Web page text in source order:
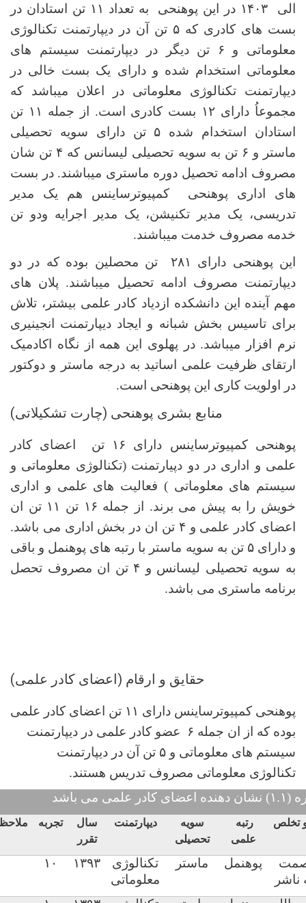
الی ۱۴۰۳ در این پوهنحی به تعداد ۱۱ تن استادان در
بست های کادری که ۵ تن آن در دیپارتمنت تکنالوژی
معلوماتی و ۶ تن دیگر در دیپارتمنت سیستم های
معلوماتی استخدام شده و دارای یک بست خالی در
دیپارتمنت تکنالوژی معلوماتی در اعلان میباشد که
مجموعاُ دارای ۱۲ بست کادری است. از جمله ۱۱ تن
استادان استخدام شده ۵ تن دارای سویه تحصیلی
ماستر و ۶ تن به سویه تحصیلی لیسانس که ۴ تن شان
مصروف ادامه تحصیل دوره ماستری میباشند. در بست
های اداری پوهنحی کمپیوترساینس هم یک مدیر
تدریسی، یک مدیر تکنیشن، یک مدیر اجرایه ودو تن
خدمه مصروف خدمت میباشند.
این پوهنحی دارای
۲۸۱
تن محصلین بوده که در دو
دیپارتمنت مصروف ادامه تحصیل میباشند. پلان های
مهم آینده این دانشکده ازدیاد کادر علمی بیشتر، تلاش
برای تاسیس بخش شبانه و ایجاد دیپارتمنت انجینیری
نرم افزار میباشد. در پهلوی این همه از نگاه اکادمیک
ارتقای ظرفیت علمی اساتید به درجه ماستر و دوکتور
در اولویت کاری این پوهنحی است.
منابع بشری پوهنحی (چارت تشکیلاتی)
پوهنحی کمپیوترساینس دارای ۱۶ تن اعضای کادر
علمی و اداری در دو دپیارتمنت (تکنالوژی معلوماتی و
سیستم های معلوماتی ) فعالیت های علمی و اداری
خویش را به پیش می برند. از جمله ۱۶ تن ۱۱ تن ان
اعضای کادر علمی و ۴ تن ان در بخش اداری می باشد.
و دارای ۵ تن به سویه ماستر با رتبه های پوهنمل و باقی
به سویه تحصیلی لیسانس و ۴ تن ان مصروف تحصل
برنامه ماستری می باشد.
حقایق و ارقام (اعضای کادر علمی)
پوهنحی کمپیوترساینس دارای ۱۱ تن اعضای کادر علمی
بوده که از ان جمله ۶ عضو کادر علمی در دیپارتمنت
سیستم های معلوماتی و ۵ تن آن در دیپارتمنت
تکنالوژی معلوماتی مصروف تدریس هستند.
می باشد
تجربه
سال
تقرر
دیپارتمنت
سویه
تحصیلی
رتبه
علمی
تخلص
۱۰ ۱۳۹۳
تکنالوژی
معلوماتی
ماستر پوهنمل
ناشر